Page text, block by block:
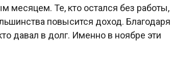
месяцем. Те, кто остался без работы,
повысится доход. Благодаря
давал в долг. Именно в ноябре эти